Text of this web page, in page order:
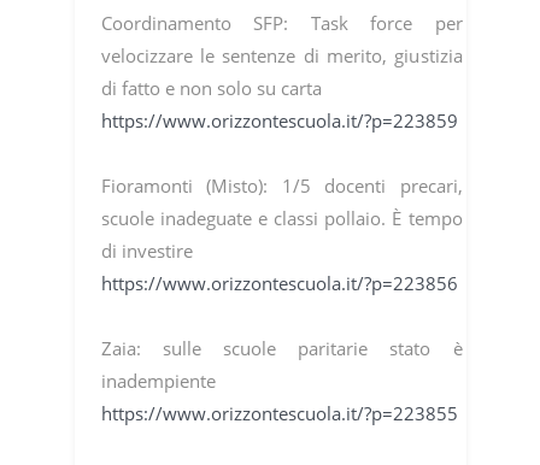
Coordinamento SFP: Task force per
velocizzare le sentenze di merito, giustizia
di fatto e non solo su carta
https://www.orizzontescuola.it/?p=223859
Fioramonti (Misto): 1/5 docenti precari,
scuole inadeguate e classi pollaio. È tempo
di investire
https://www.orizzontescuola.it/?p=223856
Zaia: sulle scuole paritarie stato è
inadempiente
https://www.orizzontescuola.it/?p=223855